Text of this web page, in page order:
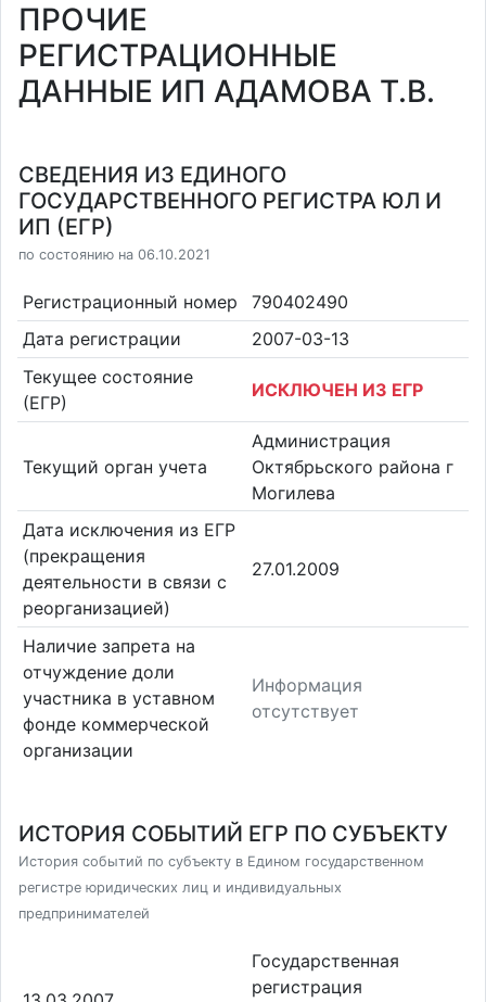
ПРОЧИЕ
РЕГИСТРАЦИОННЫЕ
ДАННЫЕ ИП АДАМОВА Т.В.
СВЕДЕНИЯ ИЗ ЕДИНОГО
ГОСУДАРСТВЕННОГО РЕГИСТРА ЮЛ И
ИП (ЕГР)
по состоянию на 06.10.2021
Регистрационный номер
790402490
Дата регистрации
2007-03-13
Текущее состояние
(ЕГР)
ИСКЛЮЧЕН ИЗ ЕГР
Текущий орган учета
Администрация
Октябрьского района г
Могилева
Дата исключения из ЕГР
(прекращения
деятельности в связи с
реорганизацией)
27.01.2009
Наличие запрета на
отчуждение доли
участника в уставном
фонде коммерческой
организации
Информация
отсутствует
ИСТОРИЯ СОБЫТИЙ ЕГР ПО СУБЪЕКТУ
История событий по субъекту в Едином государственном
регистре юридических лиц и индивидуальных
предпринимателей
Государственная
регистрация